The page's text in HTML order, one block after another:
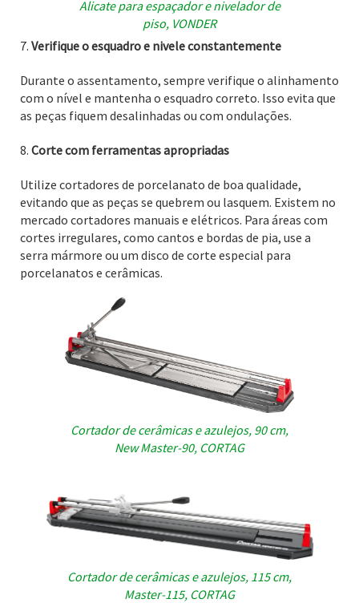
Alicate para espaçador e nivelador de
piso, VONDER
Verifique o esquadro e nivele constantemente
Durante o assentamento, sempre verifique o alinhamento
com o nível e mantenha o esquadro correto. Isso evita que
as peças fiquem desalinhadas ou com ondulações.
Corte com ferramentas apropriadas
Utilize cortadores de porcelanato de boa qualidade,
evitando que as peças se quebrem ou lasquem. Existem no
mercado cortadores manuais e elétricos. Para áreas com
cortes irregulares, como cantos e bordas de pia, use a
serra mármore ou um disco de corte especial para
porcelanatos e cerâmicas.
Cortador de cerâmicas e azulejos, 90 cm,
New Master-90, CORTAG
Cortador de cerâmicas e azulejos, 115 cm,
Master-115, CORTAG